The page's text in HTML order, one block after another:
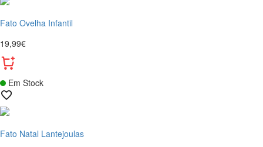
Fato Ovelha Infantil
19,99€
Em Stock
Fato Natal Lantejoulas